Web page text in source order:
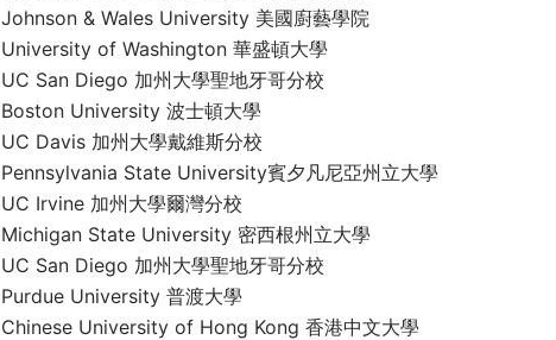
Johnson & Wales University 美國廚藝學院
University of Washington 華盛頓大學
UC San Diego 加州大學聖地牙哥分校
Boston University 波士頓大學
UC Davis 加州大學戴維斯分校
Pennsylvania State University賓夕凡尼亞州立大學
UC Irvine 加州大學爾灣分校
Michigan State University 密西根州立大學
UC San Diego 加州大學聖地牙哥分校
Purdue University 普渡大學
Chinese University of Hong Kong 香港中文大學